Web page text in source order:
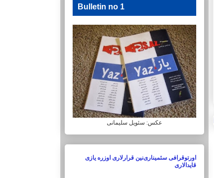
Bulletin no 1
عکس: سئویل سلیمانی
اورتوقرافی سئمیناری‌نین قرارلاری اوزره یازی
قایدالاری